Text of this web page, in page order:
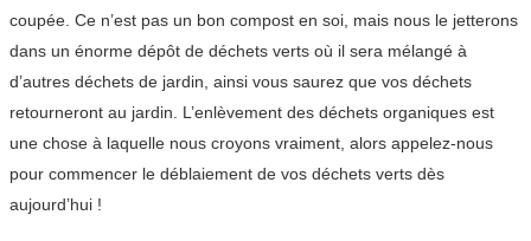
coupée. Ce n’est pas un bon compost en soi, mais nous le jetterons
dans un énorme dépôt de déchets verts où il sera mélangé à
d’autres déchets de jardin, ainsi vous saurez que vos déchets
retourneront au jardin. L’enlèvement des déchets organiques est
une chose à laquelle nous croyons vraiment, alors appelez-nous
pour commencer le déblaiement de vos déchets verts dès
aujourd’hui !